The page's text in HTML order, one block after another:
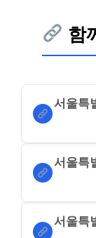
함
서울특
서울특
서울특